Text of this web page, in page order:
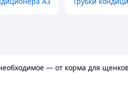
— от корма для